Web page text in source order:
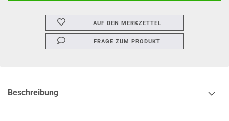
AUF DEN MERKZETTEL
FRAGE ZUM PRODUKT
Beschreibung